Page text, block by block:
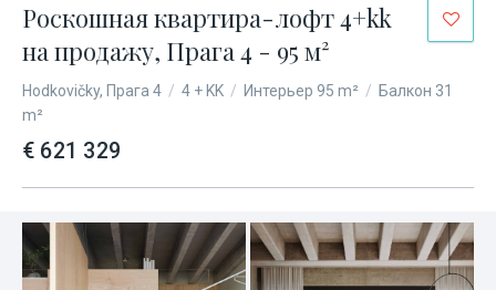
Роскошная квартира-лофт 4+kk
на продажу, Прага 4 - 95 м²
Hodkovičky, Прага 4 / 4 + KK / Интерьер 95 m² / Балкон 31
m²
€ 621 329